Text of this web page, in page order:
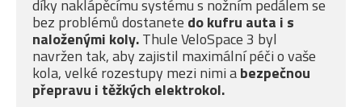
díky naklápěcímu systému s nožním pedálem se
bez problémů dostanete do kufru auta i s
naloženými koly.Thule VeloSpace 3 byl
navržen tak, aby zajistil maximální péči o vaše
kola, velké rozestupy mezi nimi abezpečnou
přepravu i těžkých elektrokol.